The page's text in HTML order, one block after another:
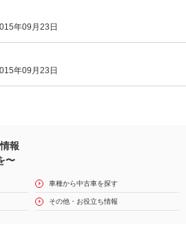
年09月23日
年09月23日
報
〜
車種から中古車を探す
その他・お役立ち情報